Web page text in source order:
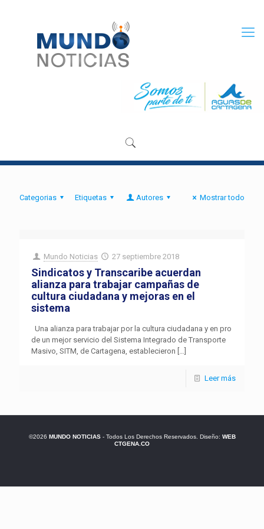
Categorias Etiquetas Autores Mostrar todo
Mundo Noticias 27 septiembre 2018
Sindicatos y Transcaribe acuerdan
alianza para trabajar campañas de
cultura ciudadana y mejoras en el
sistema
Una alianza para trabajar por la cultura ciudadana y en pro
de un mejor servicio del Sistema Integrado de Transporte
Masivo, SITM, de Cartagena, establecieron […]
Leer más
©2026 MUNDO NOTICIAS- Todos Los Derechos Reservados. Diseño: WEB
CTGENA.CO